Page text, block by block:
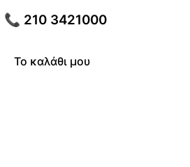
📞 210 3421000
Το καλάθι μου